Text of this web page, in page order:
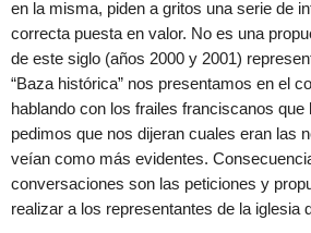
en la misma, piden a gritos una serie de
correcta puesta en valor. No es una
de este siglo (años 2000 y 2001)
“Baza histórica” nos presentamos en el
hablando con los frailes franciscanos que
pedimos que nos dijeran cuales eran las
veían como más evidentes.
conversaciones son las peticiones y
realizar a los representantes de la iglesia